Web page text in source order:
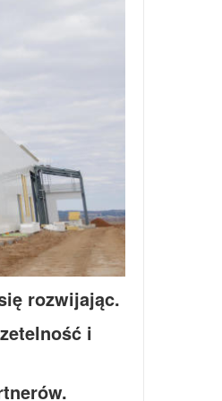
rozwijając.
i